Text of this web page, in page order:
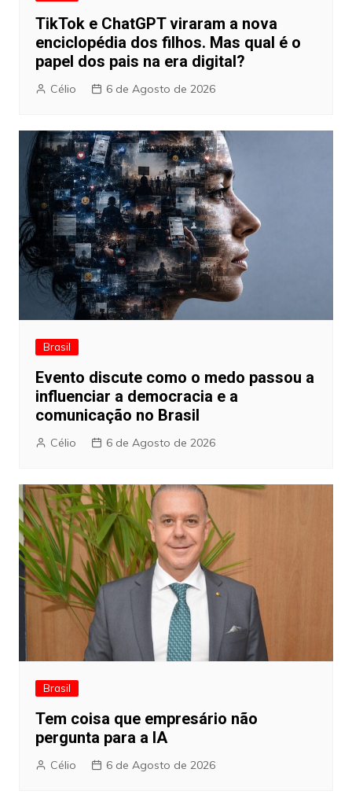
TikTok e ChatGPT viraram a nova
enciclopédia dos filhos. Mas qual é o
papel dos pais na era digital?
Célio 6 de Agosto de 2026
Brasil
Evento discute como o medo passou a
influenciar a democracia e a
comunicação no Brasil
Célio 6 de Agosto de 2026
Brasil
Tem coisa que empresário não
pergunta para a IA
Célio 6 de Agosto de 2026